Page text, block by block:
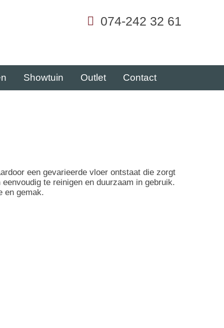
074-242 32 61
Showtuin Outlet Contact
een gevarieerde vloer ontstaat die zorgt
te reinigen en duurzaam in gebruik.
en gemak.